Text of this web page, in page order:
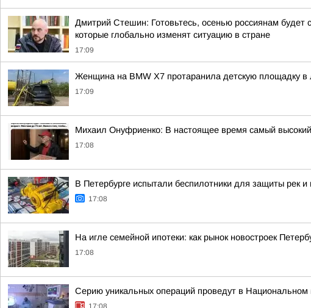
Дмитрий Стешин: Готовьтесь, осенью россиянам будет
которые глобально изменят ситуацию в стране
17:09
Женщина на BMW X7 протаранила детскую площадку в
17:09
Михаил Онуфриенко: В настоящее время самый
17:08
В Петербурге испытали беспилотники для защиты рек и
17:08
На игле семейной ипотеки: как рынок новостроек
17:08
Серию уникальных операций проведут в Национальном
17:08